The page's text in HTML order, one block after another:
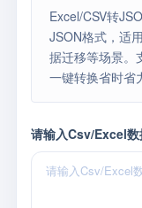
Excel/CSV转
JSON格式，适
据迁移等场景。
一键转换省时省
请输入Csv/Excel数